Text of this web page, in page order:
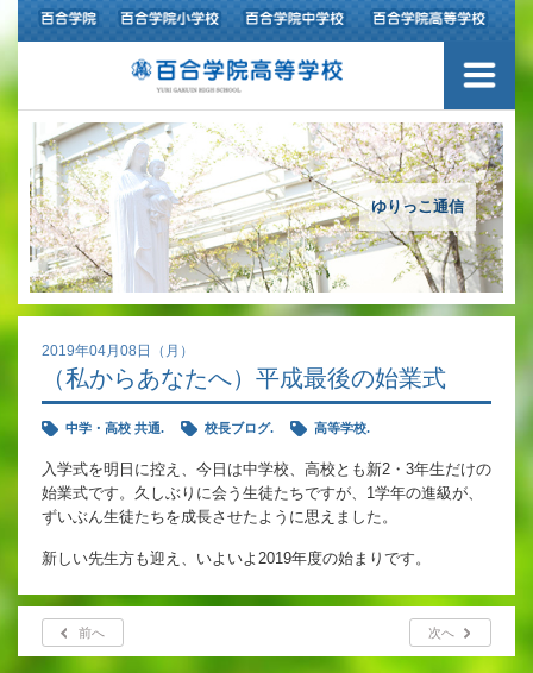
ゆりっこ通信
2019年04月08日（月）
（私からあなたへ）平成最後の始業式
中学・高校 共通. 校長ブログ. 高等学校.
入学式を明日に控え、今日は中学校、高校とも新2・3年生だけの
始業式です。久しぶりに会う生徒たちですが、1学年の進級が、
ずいぶん生徒たちを成長させたように思えました。
新しい先生方も迎え、いよいよ2019年度の始まりです。
前へ 次へ
学校紹介
アクセスマップ
沿革
アカデミックリサーチコース
充実のフォローアップ体制
両コース共通の取り組み